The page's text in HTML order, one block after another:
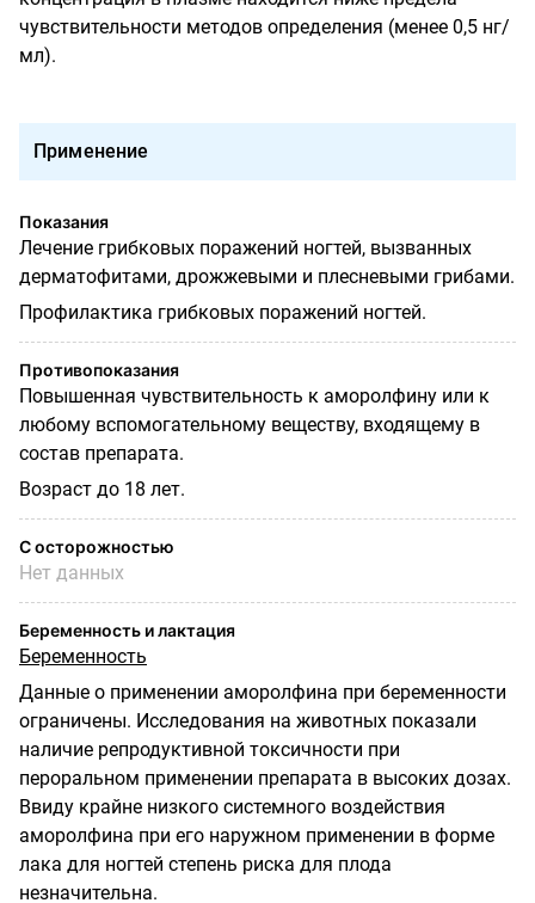
чувствительности методов определения (менее 0,5 нг/
мл).
Применение
Показания
Лечение грибковых поражений ногтей, вызванных
дерматофитами, дрожжевыми и плесневыми грибами.
Профилактика грибковых поражений ногтей.
Противопоказания
Повышенная чувствительность к аморолфину или к
любому вспомогательному веществу, входящему в
состав препарата.
Возраст до 18 лет.
С осторожностью
Нет данных
Беременность и лактация
Беременность
Данные о применении аморолфина при беременности
ограничены. Исследования на животных показали
наличие репродуктивной токсичности при
пероральном применении препарата в высоких дозах.
Ввиду крайне низкого системного воздействия
аморолфина при его наружном применении в форме
лака для ногтей степень риска для плода
незначительна.